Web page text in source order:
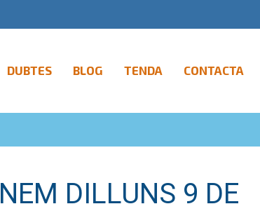
DUBTES BLOG TENDA CONTACTA
DILLUNS 9 DE